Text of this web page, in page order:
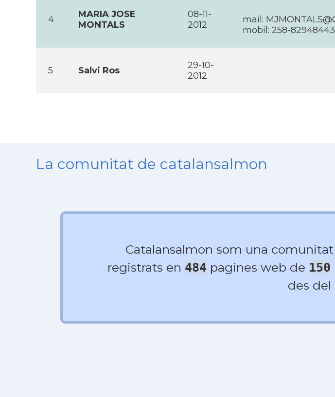
4
MARIA JOSE
MONTALS
08-11-
2012
mail:
mobil: 258-
5 Salvi Ros
29-10-
2012
La comunitat de catalansalmon
Catalansalmon som una
registrats en 484 pagines web de 150
des del